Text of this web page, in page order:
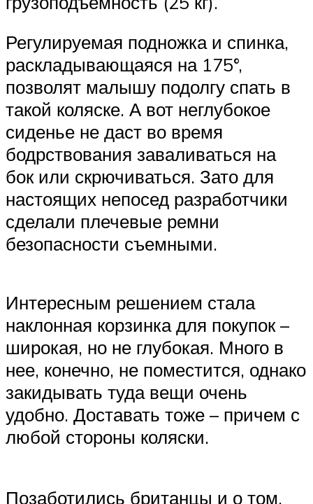
Регулируемая подножка и спинка,
раскладывающаяся на 175°,
позволят малышу подолгу спать в
такой коляске. А вот неглубокое
сиденье не даст во время
бодрствования заваливаться на
бок или скрючиваться. Зато для
настоящих непосед разработчики
сделали плечевые ремни
безопасности съемными.
Интересным решением стала
наклонная корзинка для покупок –
широкая, но не глубокая. Много в
нее, конечно, не поместится, однако
закидывать туда вещи очень
удобно. Доставать тоже – причем с
любой стороны коляски.
Позаботились британцы и о том,